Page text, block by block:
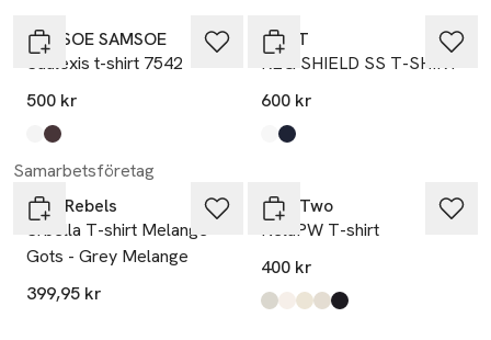
SAMSOE SAMSOE
Saalexis t-shirt 7542
500 kr
Produkten finns i färgerna:
White
Mole
GANT
REG SHIELD SS T-SHIRT
600 kr
Produkten finns i färgerna:
White
Evening Blue
Samarbetsföretag
Soft Rebels
Srbella T-shirt Melange
Gots - Grey Melange
399,95 kr
Part Two
NelaPW T-shirt
400 kr
Produkten finns i färgerna:
Beetle Stripe
Dark Navy Stripe
Eggnog/Roasted Russet
Mole Stripe
Navy/Eggnog Stripe